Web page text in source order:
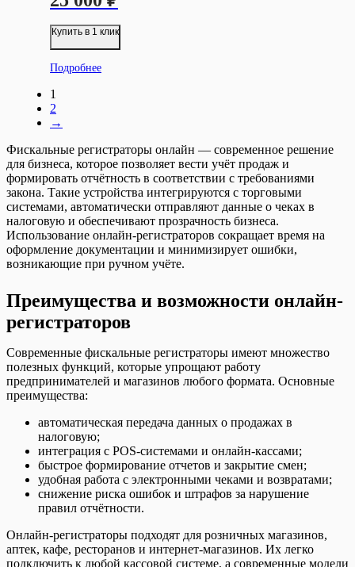
Купить в 1 клик
Подробнее
1
2
→
Фискальные регистраторы онлайн — современное решение
для бизнеса, которое позволяет вести учёт продаж и
формировать отчётность в соответствии с требованиями
закона. Такие устройства интегрируются с торговыми
системами, автоматически отправляют данные о чеках в
налоговую и обеспечивают прозрачность бизнеса.
Использование онлайн-регистраторов сокращает время на
оформление документации и минимизирует ошибки,
возникающие при ручном учёте.
Преимущества и возможности онлайн-
регистраторов
Современные фискальные регистраторы имеют множество
полезных функций, которые упрощают работу
предпринимателей и магазинов любого формата. Основные
преимущества:
автоматическая передача данных о продажах в
налоговую;
интеграция с POS-системами и онлайн-кассами;
быстрое формирование отчетов и закрытие смен;
удобная работа с электронными чеками и возвратами;
снижение риска ошибок и штрафов за нарушение
правил отчётности.
Онлайн-регистраторы подходят для розничных магазинов,
аптек, кафе, ресторанов и интернет-магазинов. Их легко
подключить к любой кассовой системе, а современные модели